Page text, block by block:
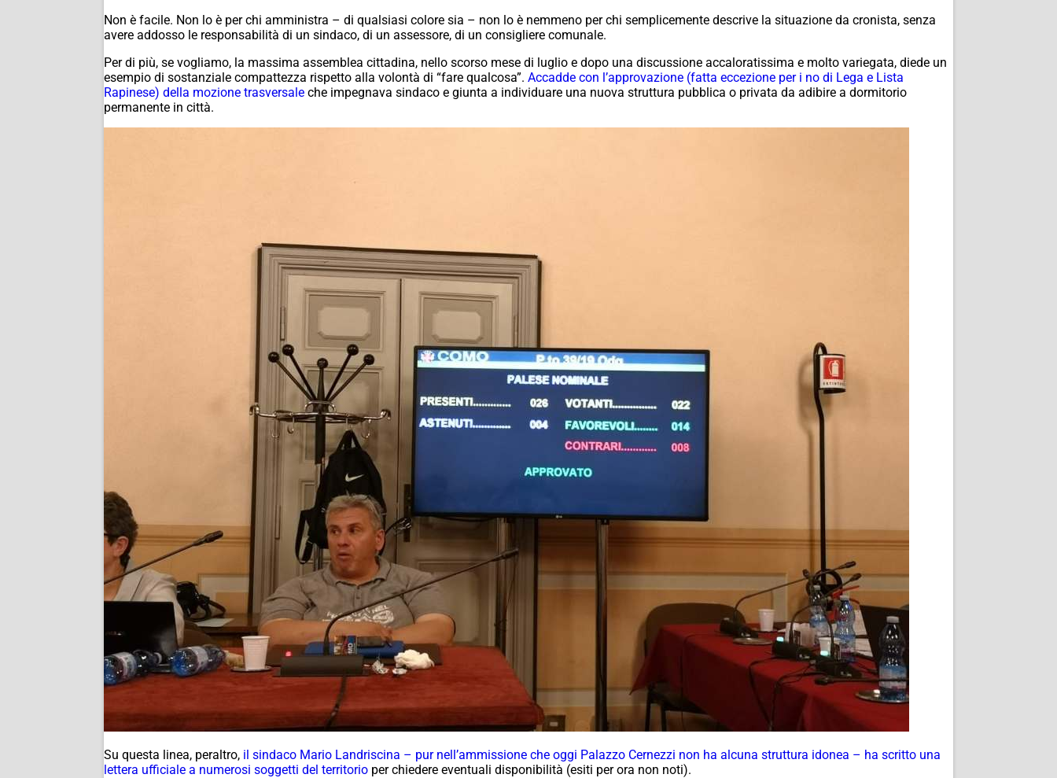
Non è facile. Non lo è per chi amministra – di qualsiasi colore sia – non lo è nemmeno per chi semplicemente descrive la situazione da cronista, senza
avere addosso le responsabilità di un sindaco, di un assessore, di un consigliere comunale.
Per di più, se vogliamo, la massima assemblea cittadina, nello scorso mese di luglio e dopo una discussione accaloratissima e molto variegata, diede un
esempio di sostanziale compattezza rispetto alla volontà di “fare qualcosa”. Accadde con l’approvazione (fatta eccezione per i no di Lega e Lista
Rapinese) della mozione trasversale che impegnava sindaco e giunta a individuare una nuova struttura pubblica o privata da adibire a dormitorio
permanente in città.
Su questa linea, peraltro, il sindaco Mario Landriscina – pur nell’ammissione che oggi Palazzo Cernezzi non ha alcuna struttura idonea – ha scritto una
lettera ufficiale a numerosi soggetti del territorio per chiedere eventuali disponibilità (esiti per ora non noti).